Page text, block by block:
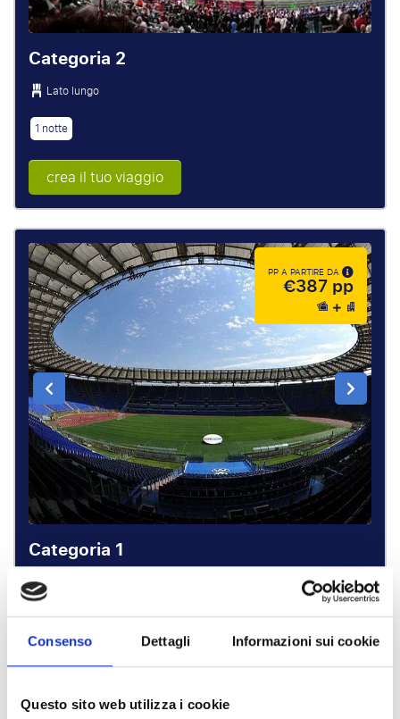
Consenso Dettagli Informazioni sui cookie
Questo sito web utilizza i cookie
Categoria 2
Lato lungo
1 notte
crea il tuo viaggio
PP A PARTIRE DA
€387 pp
Categoria 1
Lato lungo (settore principale)
1 notte
crea il tuo viaggio